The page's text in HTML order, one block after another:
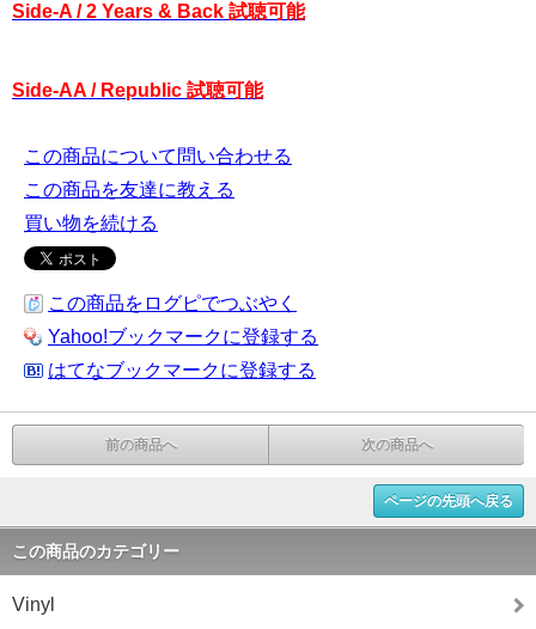
Side-A / 2 Years & Back 試聴可能
Side-AA / Republic 試聴可能
この商品について問い合わせる
この商品を友達に教える
買い物を続ける
この商品をログピでつぶやく
Yahoo!ブックマークに登録する
はてなブックマークに登録する
前の商品へ 次の商品へ
ページの先頭へ戻る
この商品のカテゴリー
Vinyl